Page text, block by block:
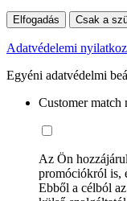
Elfogadás Csak a
Adatvédelemi
Egyéni adatvédelmi
Customer match
Az Ön
promóciókról is,
Ebből a célból